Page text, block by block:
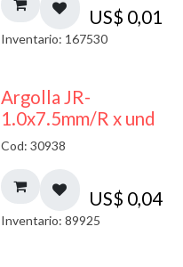
US$ 0,01
Inventario: 167530
Argolla JR-
1.0x7.5mm/R x und
Cod: 30938
US$ 0,04
Inventario: 89925